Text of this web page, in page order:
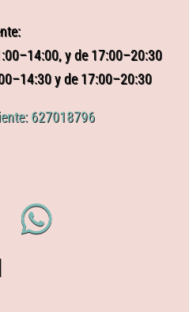
y de 17:00–20:30
y de 17:00–20:30
627018796